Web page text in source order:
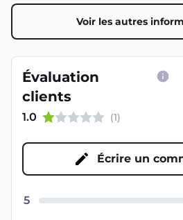
Voir les autres
Évaluation
clients
1.0 (1)
Écrire un
5